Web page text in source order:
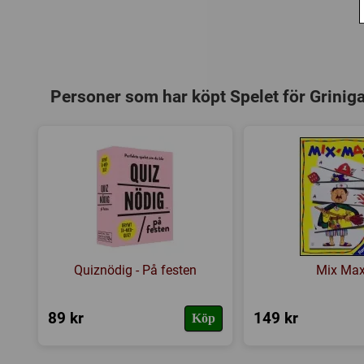
Personer som har köpt Spelet för
Quiznödig - På festen
89 kr Köp
Mix
149 kr